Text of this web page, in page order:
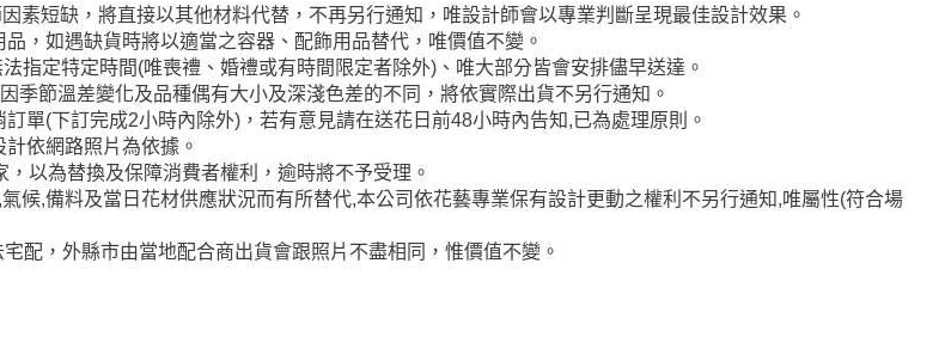
素短缺，將直接以其他材料代替，不再另行通知，唯設計師會以專業判斷呈現最佳設計效果。
，如遇缺貨時將以適當之容器、配飾用品替代，唯價值不變。
指定特定時間(唯喪禮、婚禮或有時間限定者除外)、唯大部分皆會安排儘早送達。
季節溫差變化及品種偶有大小及深淺色差的不同，將依實際出貨不另行通知。
單(下訂完成2小時內除外)，若有意見請在送花日前48小時內告知,已為處理原則。
依網路照片為依據。
以為替換及保障消費者權利，逾時將不予受理。
候,備料及當日花材供應狀況而有所替代,本公司依花藝專業保有設計更動之權利不另行通知,唯屬性(符合場
配，外縣市由當地配合商出貨會跟照片不盡相同，惟價值不變。